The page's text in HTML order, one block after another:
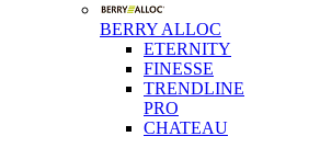
BERRY ALLOC
ETERNITY
FINESSE
TRENDLINE
PRO
CHATEAU